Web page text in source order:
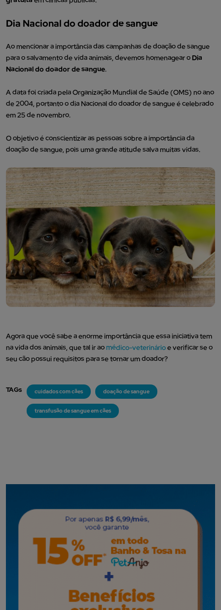
Dia Nacional do doador de sangue
Ao mencionar a importância das campanhas de doação de sangue
para o salvamento de vida animais, devemos homenagear o Dia
Nacional do doador de sangue.
A data foi criada pela Organização Mundial de Saúde (OMS) no ano
de 2004, portanto o dia Nacional do doador de sangue é celebrado
em 25 de novembro.
O objetivo é conscientizar as pessoas sobre a importância da
doação de sangue, pois uma grande atitude salva muitas vidas.
Agora que você sabe a enorme importância que essa iniciativa tem
na vida dos animais, que tal ir ao médico-veterinárioe verificar se o
seu cão possui requisitos para se tornar um doador?
TAGs cuidados com cães doação de sangue
transfusão de sangue em cães